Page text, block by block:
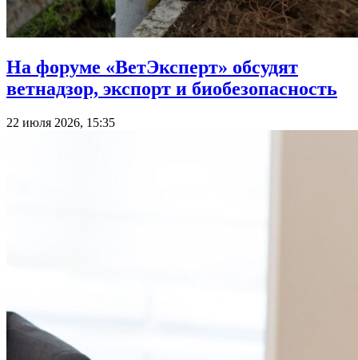
На форуме «ВетЭксперт» обсудят
ветнадзор, экспорт и биобезопасность
22 июля 2026, 15:35